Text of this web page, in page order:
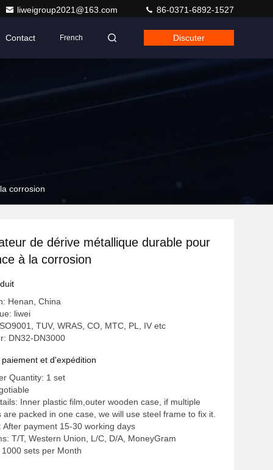
liweigroup2021@163.com 86-0371-6892-1527
Contact French Discuter
corrosion
de dérive métallique durable pour
à la corrosion
Henan, China
liwei
TUV, WRAS, CO, MTC, PL, IV etc
DN32-DN3000
et d'expédition
Quantity: 1 set
Inner plastic film,outer wooden case, if multiple
are packed in one case, we will use steel frame to fix it.
After payment 15-30 working days
T/T, Western Union, L/C, D/A, MoneyGram
sets per Month